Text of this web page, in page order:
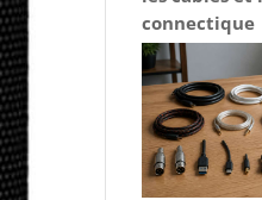
connectique